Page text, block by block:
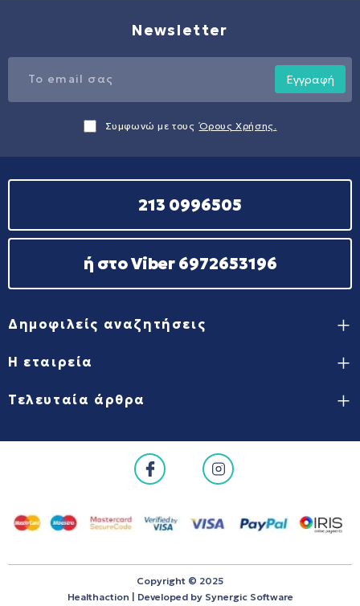
Newsletter
Εγγραφή
Συμφωνώ με τους Όρους Χρήσης.
213 0996505
ή στο Viber 6972653196
Δημοφιλείς αναζητήσεις
Η εταιρεία
Τελευταία άρθρα
Copyright © 2025
Healthaction | Developed by Synergic Software